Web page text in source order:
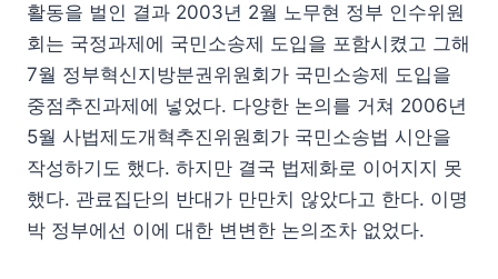
활동을 벌인 결과 2003년 2월 노무현 정부 인수위원
회는 국정과제에 국민소송제 도입을 포함시켰고 그해
7월 정부혁신지방분권위원회가 국민소송제 도입을
중점추진과제에 넣었다. 다양한 논의를 거쳐 2006년
5월 사법제도개혁추진위원회가 국민소송법 시안을
작성하기도 했다. 하지만 결국 법제화로 이어지지 못
했다. 관료집단의 반대가 만만치 않았다고 한다. 이명
박 정부에선 이에 대한 변변한 논의조차 없었다.